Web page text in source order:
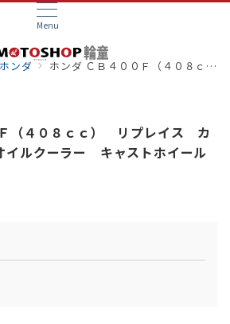
Menu
ホンダ ホンダ ＣＢ４００Ｆ（４０８ｃｃ） リプレイス カスタム ＦＣＲ オイルクーラー キャストホイール
（４０８ｃｃ） リプレイス カ
ルクーラー キャストホイール